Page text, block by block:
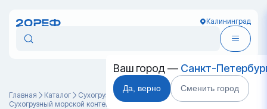
Калининград
Ваш город — Санкт-
Да, верно Сменить город
Главная Каталог
Cухогрузные морские контейнеры
Сухогрузный морской контейнер TCNU 720013-5